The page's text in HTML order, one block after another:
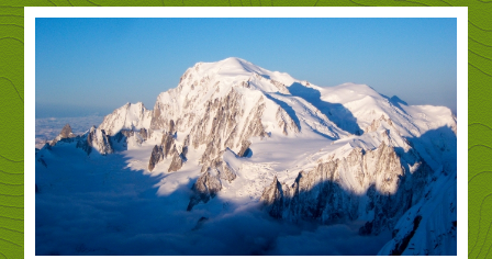
miesto premiérového zimného
bivaku vybrali Vtáčnik.
Nasledovali Veľký Choč, Kľak,
Minčol. Čo rok, to ďalší vrchol do
zbierky. Aj keď zakladateľmi tejto
milej tradície sú Miňo s
Bendžom, už od prvého ročníka
sa jednotlivých bivakov aktívne
zúčastňujú aj kamaráti z
turistického klubu Erratic. Môžme
ich teda právom považovať za